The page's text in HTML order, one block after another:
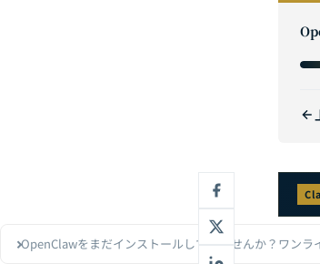
4
6
OpenClawをまだインストールしていませんか？ワンラ